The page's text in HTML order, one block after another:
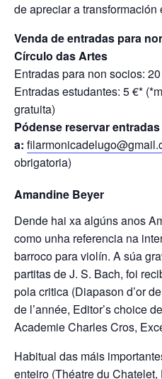
de apreciar a
Venda de entradas para
Círculo das Artes
Entradas para non socios:
Entradas estudantes: 5 €*
gratuita)
Pódense reservar
a:
obrigatoria)
Amandine Beyer
Dende hai xa algúns anos
como unha referencia na
barroco para violín. A súa
partitas de J. S. Bach, foi
pola critica (Diapason d’or
de l’année, Editor’s choice
Academie Charles Cros,
Habitual das máis
enteiro (Théatre du